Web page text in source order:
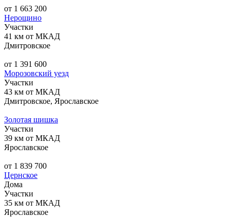
от 1 663 200
Нерощино
Участки
41 км от МКАД
Дмитровское
от 1 391 600
Морозовский уезд
Участки
43 км от МКАД
Дмитровское, Ярославское
Золотая шишка
Участки
39 км от МКАД
Ярославское
от 1 839 700
Цернское
Дома
Участки
35 км от МКАД
Ярославское